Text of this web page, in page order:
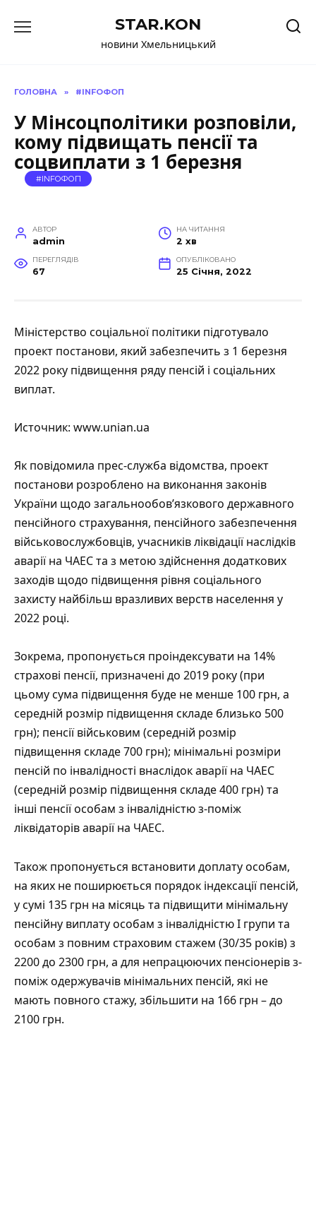
до
STAR.KON
новини Хмельницький
ГОЛОВНА » #INFOФОП
У Мінсоцполітики розповіли,
кому підвищать пенсії та
соцвиплати з 1 березня
#INFOФОП
АВТОР
admin
НА ЧИТАННЯ
2 хв
ПЕРЕГЛЯДІВ
67
ОПУБЛІКОВАНО
25 Січня, 2022
Міністерство соціальної політики підготувало
проект постанови, який забезпечить з 1 березня
2022 року підвищення ряду пенсій і соціальних
виплат.
Источник: www.unian.ua
Як повідомила прес-служба відомства, проект
постанови розроблено на виконання законів
України щодо загальнообов’язкового державного
пенсійного страхування, пенсійного забезпечення
військовослужбовців, учасників ліквідації наслідків
аварії на ЧАЕС та з метою здійснення додаткових
заходів щодо підвищення рівня соціального
захисту найбільш вразливих верств населення у
2022 році.
Зокрема, пропонується проіндексувати на 14%
страхові пенсії, призначені до 2019 року (при
цьому сума підвищення буде не менше 100 грн, а
середній розмір підвищення складе близько 500
грн); пенсії військовим (середній розмір
підвищення складе 700 грн); мінімальні розміри
пенсій по інвалідності внаслідок аварії на ЧАЕС
(середній розмір підвищення складе 400 грн) та
інші пенсії особам з інвалідністю з-поміж
ліквідаторів аварії на ЧАЕС.
Також пропонується встановити доплату особам,
на яких не поширюється порядок індексації пенсій,
у сумі 135 грн на місяць та підвищити мінімальну
пенсійну виплату особам з інвалідністю І групи та
особам з повним страховим стажем (30/35 років) з
2200 до 2300 грн, а для непрацюючих пенсіонерів з-
поміж одержувачів мінімальних пенсій, які не
мають повного стажу, збільшити на 166 грн – до
2100 грн.